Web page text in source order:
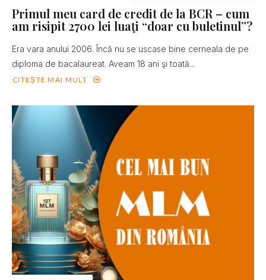
Primul meu card de credit de la BCR – cum
am risipit 2700 lei luaţi “doar cu buletinul”?
Era vara anului 2006. Încă nu se uscase bine cerneala de pe
diploma de bacalaureat. Aveam 18 ani şi toată...
CITEȘTE MAI MULT